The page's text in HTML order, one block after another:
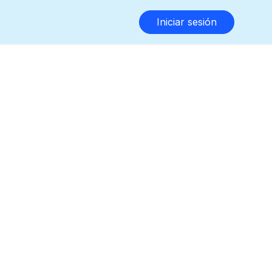
Iniciar sesión